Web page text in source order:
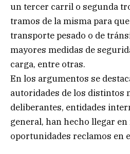
un tercer carril o segunda
tramos de la misma para
transporte pesado o de
mayores medidas de
carga, entre otras.
En los argumentos se
autoridades de los distintos
deliberantes, entidades
general, han hecho llegar
oportunidades reclamos en